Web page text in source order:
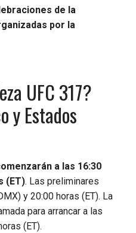
de la
por la
UFC 317?
y Estados
a las 16:30
(ET). Las preliminares
y 20:00 horas (ET). La
para arrancar a las
(ET).